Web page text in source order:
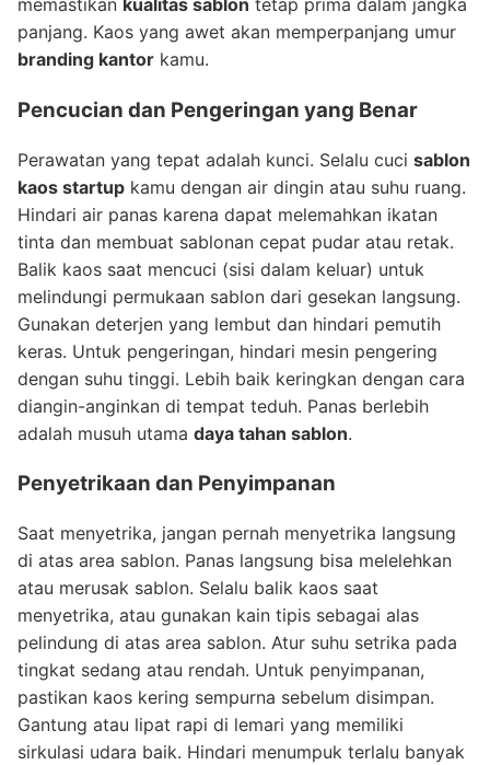
memastikan kualitas sablon tetap prima dalam jangka
panjang. Kaos yang awet akan memperpanjang umur
branding kantor kamu.
Pencucian dan Pengeringan yang Benar
Perawatan yang tepat adalah kunci. Selalu cuci sablon
kaos startup kamu dengan air dingin atau suhu ruang.
Hindari air panas karena dapat melemahkan ikatan
tinta dan membuat sablonan cepat pudar atau retak.
Balik kaos saat mencuci (sisi dalam keluar) untuk
melindungi permukaan sablon dari gesekan langsung.
Gunakan deterjen yang lembut dan hindari pemutih
keras. Untuk pengeringan, hindari mesin pengering
dengan suhu tinggi. Lebih baik keringkan dengan cara
diangin-anginkan di tempat teduh. Panas berlebih
adalah musuh utama daya tahan sablon.
Penyetrikaan dan Penyimpanan
Saat menyetrika, jangan pernah menyetrika langsung
di atas area sablon. Panas langsung bisa melelehkan
atau merusak sablon. Selalu balik kaos saat
menyetrika, atau gunakan kain tipis sebagai alas
pelindung di atas area sablon. Atur suhu setrika pada
tingkat sedang atau rendah. Untuk penyimpanan,
pastikan kaos kering sempurna sebelum disimpan.
Gantung atau lipat rapi di lemari yang memiliki
sirkulasi udara baik. Hindari menumpuk terlalu banyak